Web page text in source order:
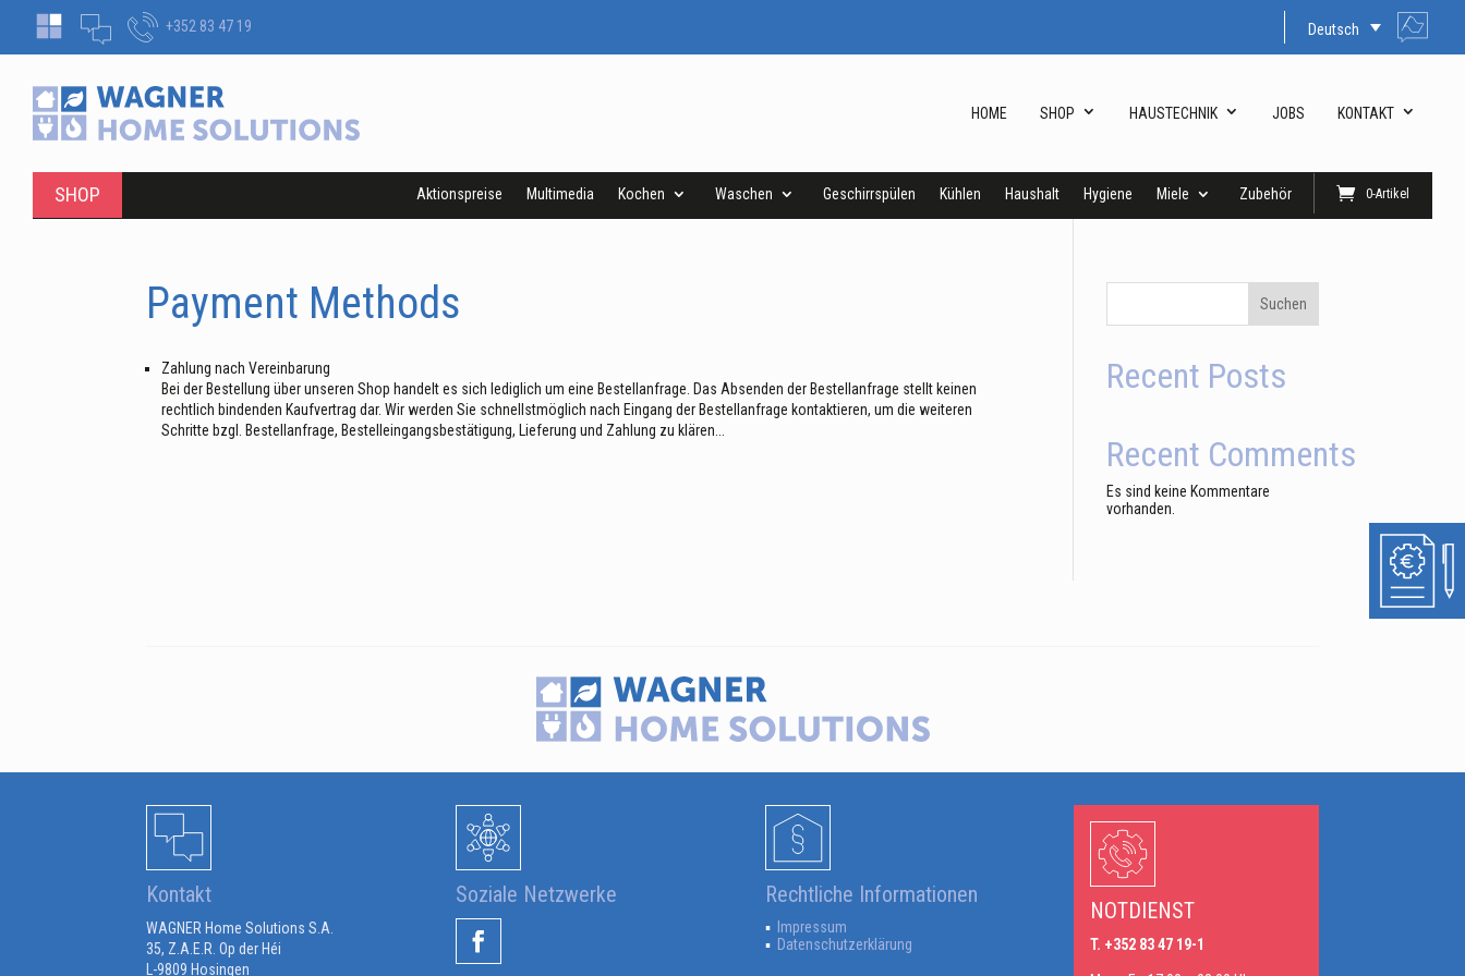
+352 83 47 19 Deutsch
HOME SHOP HAUSTECHNIK JOBS KONTAKT
SHOP Aktionspreise Multimedia Kochen Waschen Geschirrspülen Kühlen Haushalt Hygiene Miele Zubehör 0-Artikel
Payment Methods
Zahlung nach Vereinbarung
Bei der Bestellung über unseren Shop handelt es sich lediglich um eine Bestellanfrage. Das Absenden der Bestellanfrage stellt keinen
rechtlich bindenden Kaufvertrag dar. Wir werden Sie schnellstmöglich nach Eingang der Bestellanfrage kontaktieren, um die weiteren
Schritte bzgl. Bestellanfrage, Bestelleingangsbestätigung, Lieferung und Zahlung zu klären...
Suchen
Recent Posts
Recent Comments
Es sind keine Kommentare
vorhanden.
Kontakt
WAGNER Home Solutions S.A.
35, Z.A.E.R. Op der Héi
L-9809 Hosingen
Soziale Netzwerke Rechtliche Informationen
Impressum
Datenschutzerklärung
NOTDIENST
T. +352 83 47 19-1